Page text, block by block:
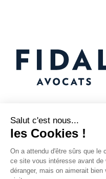
Vous
avec nous ?
Nous
à votre